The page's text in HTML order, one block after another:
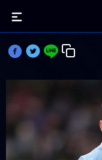
ซาวินโญ ปลดล็อก